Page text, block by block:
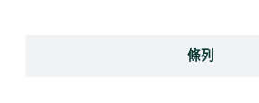
條列